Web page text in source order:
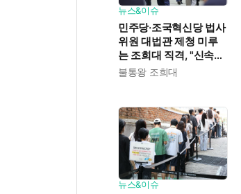
뉴스&이슈
민주당·조국혁신당 법사
위원 대법관 제청 미루
는 조희대 직격, "신속한
재판 약속도 저버려"
불통왕 조희대
뉴스&이슈